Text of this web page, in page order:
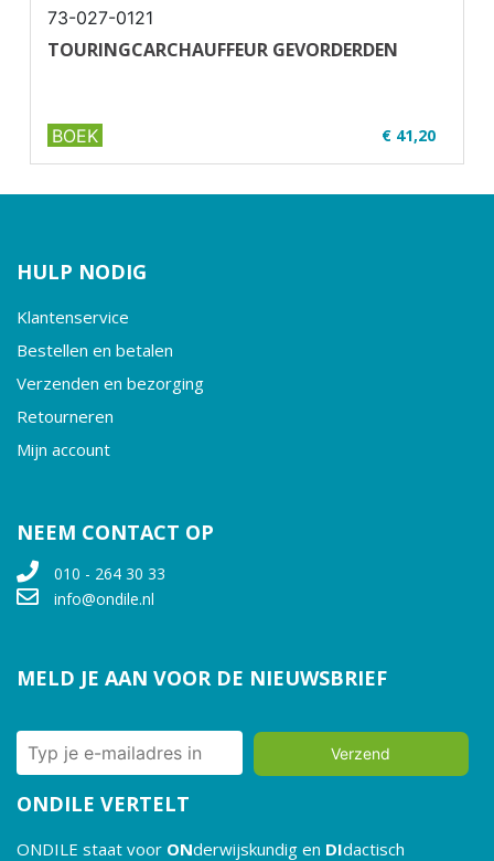
73-027-0121
TOURINGCARCHAUFFEUR GEVORDERDEN
€ 41,20
✔ Lesmateriaal voor U33-2
✔ Samenwerking met FSO
BOEK
HULP NODIG
Klantenservice
Bestellen en betalen
Verzenden en bezorging
Retourneren
Mijn account
NEEM CONTACT OP
010 - 264 30 33
info@ondile.nl
MELD JE AAN VOOR DE NIEUWSBRIEF
Verzend
ONDILE VERTELT
ONDILE staat voor ONderwijskundig en DIdactisch